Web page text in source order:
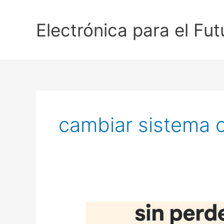
Electrónica para el
cambiar sistema